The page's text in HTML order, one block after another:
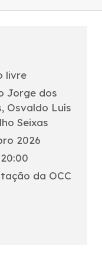
livre
Jorge dos
Osvaldo Luís
Seixas
2026
da OCC